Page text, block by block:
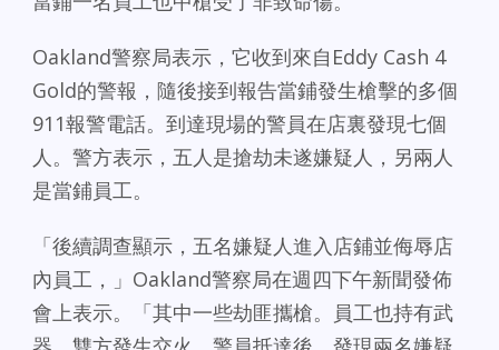
Oakland警察局表示，它收到來自Eddy Cash 4
Gold的警報，隨後接到報告當鋪發生槍擊的多個
911報警電話。到達現場的警員在店裏發現七個
人。警方表示，五人是搶劫未遂嫌疑人，另兩人
是當鋪員工。
「後續調查顯示，五名嫌疑人進入店鋪並侮辱店
內員工，」Oakland警察局在週四下午新聞發佈
會上表示。「其中一些劫匪攜槍。員工也持有武